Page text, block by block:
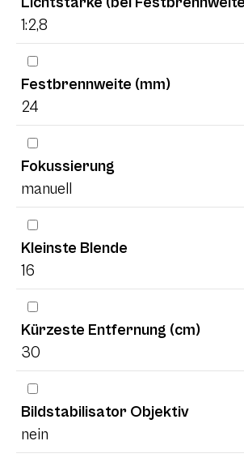
1:2,8
Festbrennweite (mm)
24
Fokussierung
manuell
Kleinste Blende
16
Kürzeste Entfernung (cm)
30
Bildstabilisator Objektiv
nein